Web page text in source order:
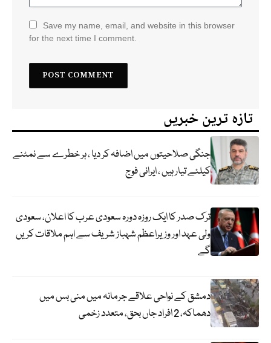
Save my name, email, and website in this browser
for the next time I comment.
تازہ ترین خبریں
جنگی صلاحیتوں میں اضافہ کر دیا ، ہر خطرے سے نمٹنے
کیلئے تیار ہیں ، ایرانی فوج
ترک صدر کا ایک روزہ دورہ سعودی عرب کا اعلان، سعودی
ولی عہد اور وزیراعظم شہباز شریف سے اہم ملاقات کریں
گے
دمشق کے نواحی علاقے جرمانہ میں منی بس میں
دھماکہ، 2 افراد جاں بحق، متعدد زخمی